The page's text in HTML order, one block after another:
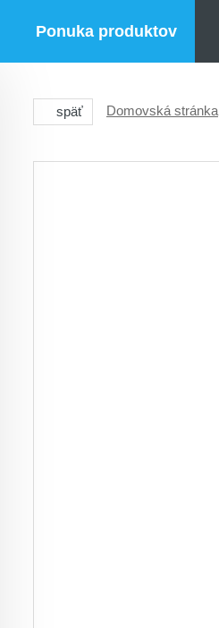
Ponuka produktov
späť Domovská stránka